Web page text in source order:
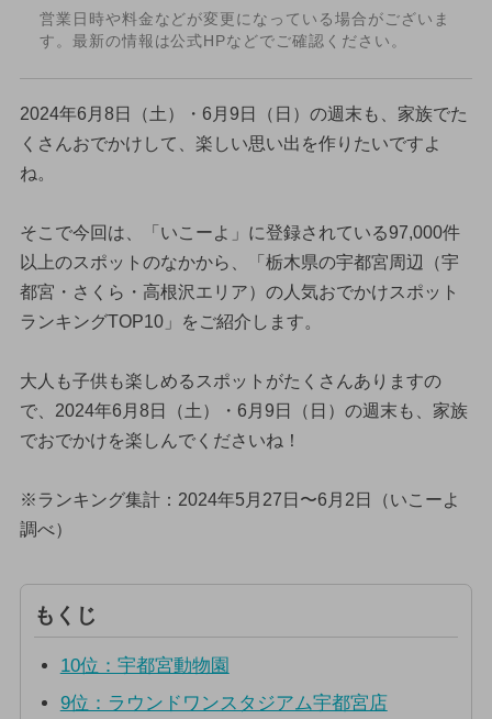
営業日時や料金などが変更になっている場合がございま
す。最新の情報は公式HPなどでご確認ください。
2024年6月8日（土）・6月9日（日）の週末も、家族でた
くさんおでかけして、楽しい思い出を作りたいですよ
ね。
そこで今回は、「いこーよ」に登録されている97,000件
以上のスポットのなかから、「栃木県の宇都宮周辺（宇
都宮・さくら・高根沢エリア）の人気おでかけスポット
ランキングTOP10」をご紹介します。
大人も子供も楽しめるスポットがたくさんありますの
で、2024年6月8日（土）・6月9日（日）の週末も、家族
でおでかけを楽しんでくださいね！
※ランキング集計：2024年5月27日〜6月2日（いこーよ
調べ）
もくじ
10位：宇都宮動物園
9位：ラウンドワンスタジアム宇都宮店